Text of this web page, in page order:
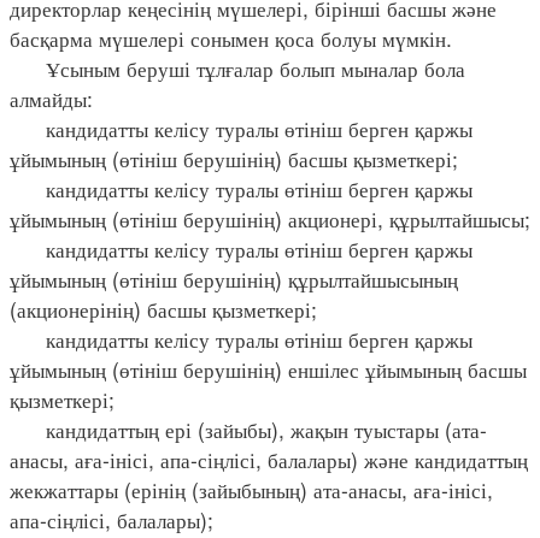
директорлар кеңесінің мүшелері, бірінші басшы және
басқарма мүшелері сонымен қоса болуы мүмкін.
Ұсыным беруші тұлғалар болып мыналар бола
алмайды:
кандидатты келісу туралы өтініш берген қаржы
ұйымының (өтініш берушінің) басшы қызметкері;
кандидатты келісу туралы өтініш берген қаржы
ұйымының (өтініш берушінің) акционері, құрылтайшысы;
кандидатты келісу туралы өтініш берген қаржы
ұйымының (өтініш берушінің) құрылтайшысының
(акционерінің) басшы қызметкері;
кандидатты келісу туралы өтініш берген қаржы
ұйымының (өтініш берушінің) еншілес ұйымының басшы
қызметкері;
кандидаттың ері (зайыбы), жақын туыстары (ата-
анасы, аға-інісі, апа-сіңлісі, балалары) және кандидаттың
жекжаттары (ерінің (зайыбының) ата-анасы, аға-інісі,
апа-сіңлісі, балалары);